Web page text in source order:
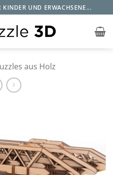
UND ERWACHSENE...
aus Holz